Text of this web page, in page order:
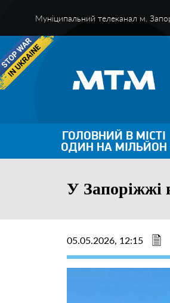
Муніципальний телеканал м.
ГОЛОВНИЙ В МІСТІ
ОДИН НА МІЛЬЙОН
У Запоріжжі
05.05.2026, 12:15